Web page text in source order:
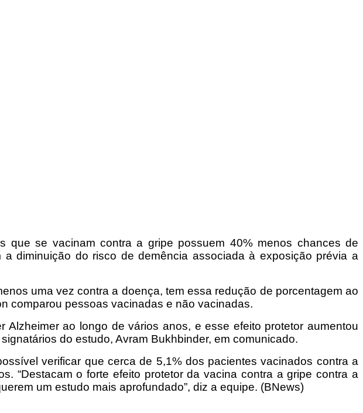
que se vacinam contra a gripe possuem 40% menos chances de
a diminuição do risco de demência associada à exposição prévia a
uma vez contra a doença, tem essa redução de porcentagem ao
comparou pessoas vacinadas e não vacinadas.
Alzheimer ao longo de vários anos, e esse efeito protetor aumentou
do estudo, Avram Bukhbinder, em comunicado.
verificar que cerca de 5,1% dos pacientes vacinados contra a
“Destacam o forte efeito protetor da vacina contra a gripe contra a
um estudo mais aprofundado”, diz a equipe. (BNews)